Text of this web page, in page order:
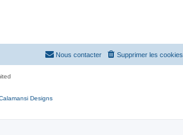
Supprimer les cookies
Nous contacter
Designs